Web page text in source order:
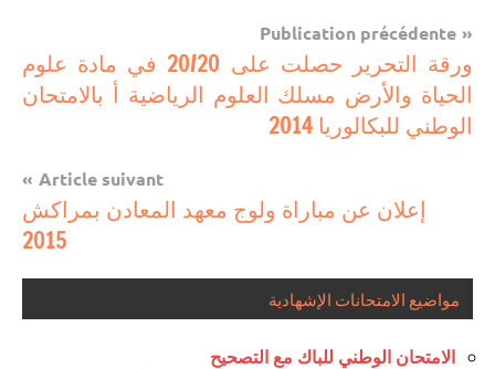
مستجدات
تربوية
Navigation
de
l’article
Publication précédente
ورقة التحرير حصلت على 20/20 في مادة علوم
الحياة والأرض مسلك العلوم الرياضية أ بالامتحان
الوطني للبكالوريا 2014
Article suivant
إعلان عن مباراة ولوج معهد المعادن بمراكش
2015
مواضيع الامتحانات الإشهادية
الامتحان الوطني للباك مع التصحيح